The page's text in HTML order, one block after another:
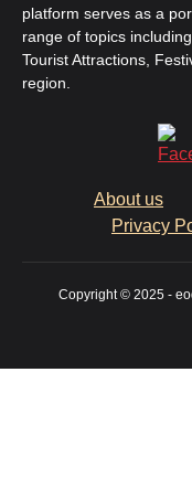
platform serves as a
range of topics
Tourist Attractions,
region.
About us
Privacy
Copyright © 2025 -